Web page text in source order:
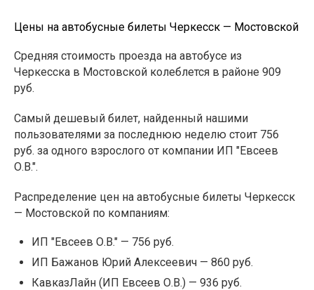
Цены на автобусные билеты Черкесск — Мостовской
Средняя стоимость проезда на автобусе из
Черкесска в Мостовской колеблется в районе 909
руб.
Самый дешевый билет, найденный нашими
пользователями за последнюю неделю стоит 756
руб. за одного взрослого от компании ИП "Евсеев
О.В.".
Распределение цен на автобусные билеты Черкесск
— Мостовской по компаниям:
ИП "Евсеев О.В." — 756 руб.
ИП Бажанов Юрий Алексеевич — 860 руб.
КавказЛайн (ИП Евсеев О.В.) — 936 руб.